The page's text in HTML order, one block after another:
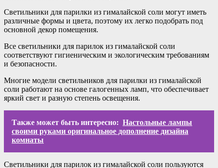
Светильники для парилки из гималайской соли могут иметь
различные формы и цвета, поэтому их легко подобрать под
основной декор помещения.
Все светильники для парилок из гималайской соли
соответствуют гигиеническим и экологическим требованиям
и безопасности.
Многие модели светильников для парилки из гималайской
соли работают на основе галогенных ламп, что обеспечивает
яркий свет и разную степень освещения.
Также может быть интересно: Настольные лампы
своими руками оригинальное дополнение дизайна
комнаты
Светильники для парилок из гималайской соли пользуются